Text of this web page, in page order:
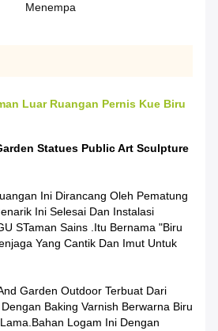
Menempa
Luar Ruangan Pernis Kue Biru
Statues Public Art Sculpture
Ini Dirancang Oleh Pematung
Ini Selesai Dan Instalasi
STaman Sains .Itu Bernama "Biru
Yang Cantik Dan Imut Untuk
Garden Outdoor Terbuat Dari
Baking Varnish Berwarna Biru
Logam Ini Dengan